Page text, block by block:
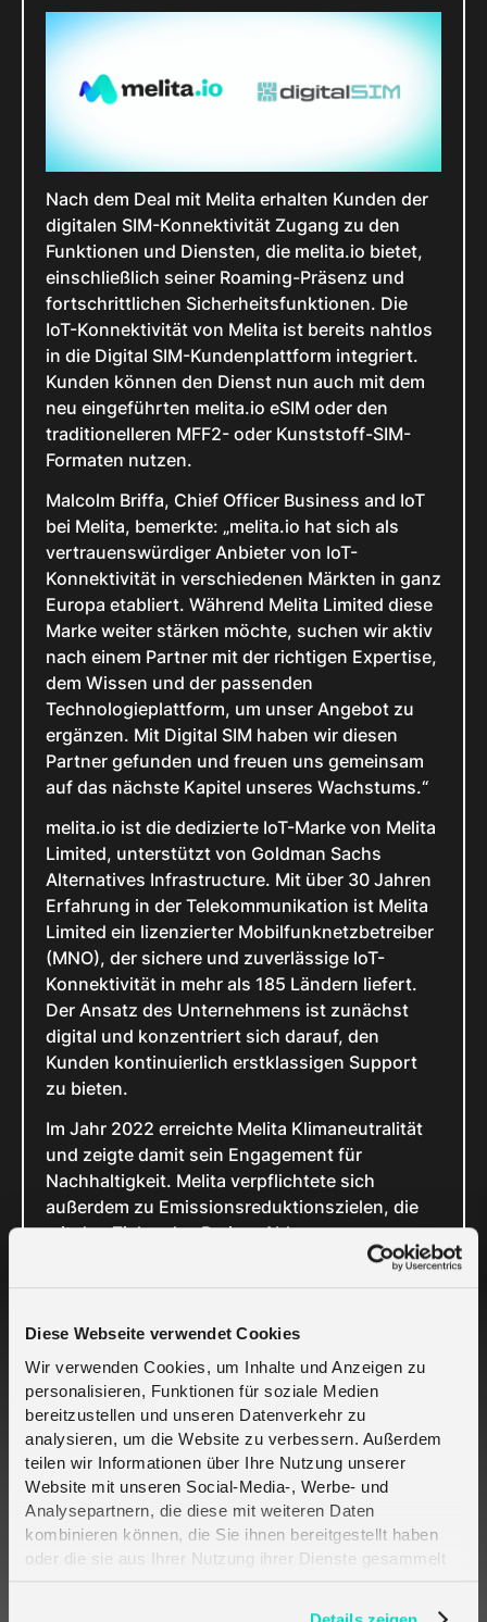
Diese Webseite verwendet Cookies
Wir verwenden Cookies, um Inhalte und Anzeigen zu
personalisieren, Funktionen für soziale Medien
bereitzustellen und unseren Datenverkehr zu
analysieren, um die Website zu verbessern. Außerdem
teilen wir Informationen über Ihre Nutzung unserer
Website mit unseren Social-Media-, Werbe- und
Analysepartnern, die diese mit weiteren Daten
kombinieren können, die Sie ihnen bereitgestellt haben
oder die sie aus Ihrer Nutzung ihrer Dienste gesammelt
Nach dem Deal mit Melita erhalten Kunden der
digitalen SIM-Konnektivität Zugang zu den
Funktionen und Diensten, die melita.io bietet,
einschließlich seiner Roaming-Präsenz und
fortschrittlichen Sicherheitsfunktionen. Die
IoT-Konnektivität von Melita ist bereits nahtlos
in die Digital SIM-Kundenplattform integriert.
Kunden können den Dienst nun auch mit dem
neu eingeführten melita.io eSIM oder den
traditionelleren MFF2- oder Kunststoff-SIM-
Formaten nutzen.
Malcolm Briffa, Chief Officer Business and IoT
bei Melita, bemerkte: „melita.io hat sich als
vertrauenswürdiger Anbieter von IoT-
Konnektivität in verschiedenen Märkten in ganz
Europa etabliert. Während Melita Limited diese
Marke weiter stärken möchte, suchen wir aktiv
nach einem Partner mit der richtigen Expertise,
dem Wissen und der passenden
Technologieplattform, um unser Angebot zu
ergänzen. Mit Digital SIM haben wir diesen
Partner gefunden und freuen uns gemeinsam
auf das nächste Kapitel unseres Wachstums.“
melita.io ist die dedizierte IoT-Marke von Melita
Limited, unterstützt von Goldman Sachs
Alternatives Infrastructure. Mit über 30 Jahren
Erfahrung in der Telekommunikation ist Melita
Limited ein lizenzierter Mobilfunknetzbetreiber
(MNO), der sichere und zuverlässige IoT-
Konnektivität in mehr als 185 Ländern liefert.
Der Ansatz des Unternehmens ist zunächst
digital und konzentriert sich darauf, den
Kunden kontinuierlich erstklassigen Support
zu bieten.
Im Jahr 2022 erreichte Melita Klimaneutralität
und zeigte damit sein Engagement für
Nachhaltigkeit. Melita verpflichtete sich
außerdem zu Emissionsreduktionszielen, die
mit den Zielen des Pariser Abkommens
übereinstimmen, wie von der Science Based
Für weitere Informationen über melita.io
weitere Informationen über Digital SIM
besuchenSie bitte www.digital-sim.de